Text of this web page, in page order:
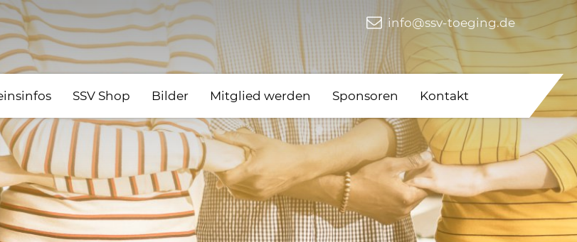
info@ssv-toeging.de
SSV Shop Bilder Mitglied werden Sponsoren Kontakt